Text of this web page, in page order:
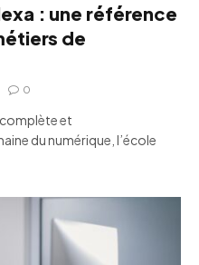
: une référence
de
0
et
du numérique, l’école